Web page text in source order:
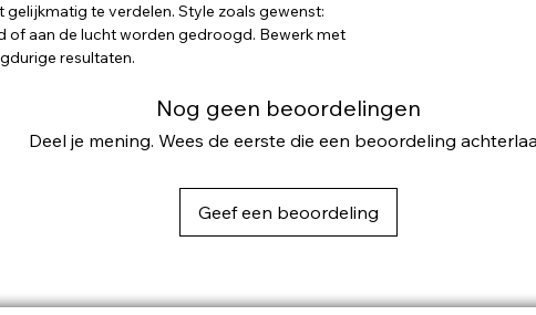
te verdelen. Style zoals gewenst:
of aan de lucht worden gedroogd. Bewerk met
resultaten.
Nog geen beoordelingen
Deel je mening. Wees de eerste die een beoordeling
Geef een beoordeling